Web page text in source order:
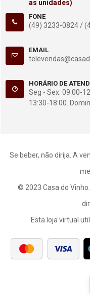
as unidades)
FONE
(49) 3233-0824 /
EMAIL
HORÁRIO DE
Seg - Sex: 09:00-
13:30-18:00.
Se beber, não dirija. A
© 2023 Casa do
Esta loja virtual